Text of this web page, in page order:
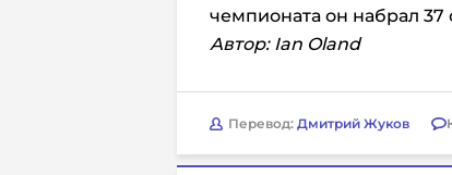
чемпионата он набрал 37
Автор: Ian Oland
Перевод: Дмитрий Жуков